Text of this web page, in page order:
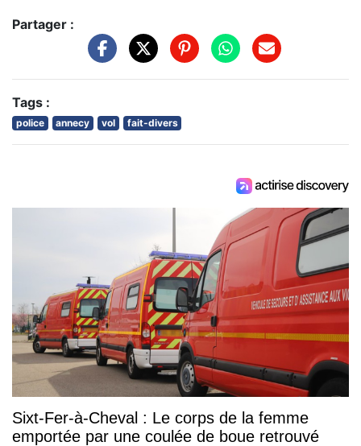
Partager :
Tags :
police annecy vol fait-divers
Sixt-Fer-à-Cheval : Le corps de la femme
emportée par une coulée de boue retrouvé